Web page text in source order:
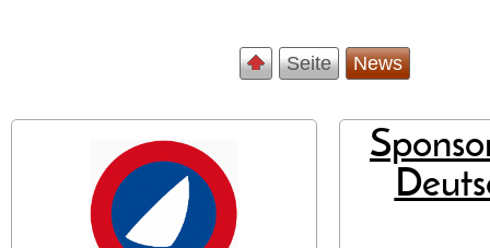
Seite News